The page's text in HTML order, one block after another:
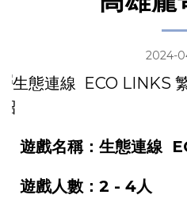
2024-
遊戲名稱：生態連線
遊戲人數：2 - 4人